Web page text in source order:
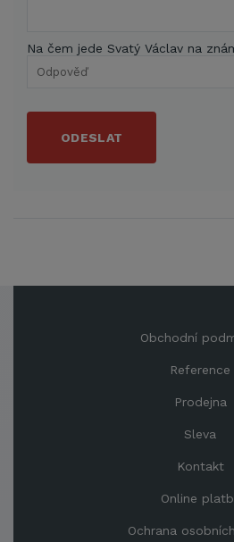
Na čem jede Svatý Václav na
ODESLAT
Obchodní
Reference
Prodejna
Sleva
Kontakt
Online
Ochrana